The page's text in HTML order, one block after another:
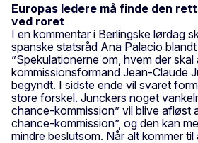
Europas ledere må finde den
ved roret
I en kommentar i Berlingske lørdag
spanske statsråd Ana Palacio
”Spekulationerne om, hvem der
kommissionsformand Jean-Claude
begyndt. I sidste ende vil svaret
store forskel. Junckers noget
chance-kommission” vil blive afløst
chance-kommission”, og den kan
mindre beslutsom. Når alt kommer